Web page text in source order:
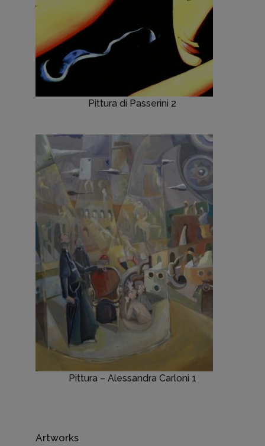
Pittura di Passerini 2
Pittura – Alessandra Carloni 1
Artworks